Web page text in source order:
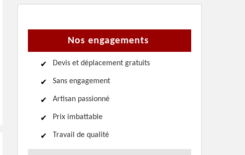
Nos engagements
Devis et déplacement gratuits
Sans engagement
Artisan passionné
Prix imbattable
Travail de qualité